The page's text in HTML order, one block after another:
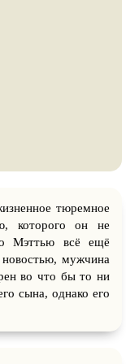
тюремное
которого он не
Мэттью всё ещё
мужчина
во что бы то ни
сына, однако его